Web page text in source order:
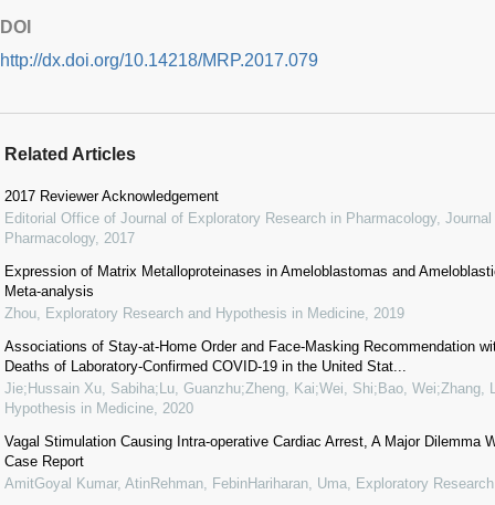
DOI
http://dx.doi.org/10.14218/MRP.2017.079
Related Articles
2017 Reviewer Acknowledgement
Editorial Office of Journal of Exploratory Research in Pharmacology,
Pharmacology, 2017
Expression of Matrix Metalloproteinases in Ameloblastomas and
Meta-analysis
Zhou Exploratory Research and Hypothesis in Medicine 2019
Associations of Stay-at-Home Order and Face-Masking Recommendation
Deaths of Laboratory-Confirmed COVID-19 in the United Stat...
Jie;Hussain Xu, Sabiha;Lu, Guanzhu;Zheng, Kai;Wei, Shi;Bao, Wei;Zhang,
Hypothesis in Medicine 2020
Vagal Stimulation Causing Intra-operative Cardiac Arrest, A Major Dilemma
Case Report
AmitGoyal Kumar, AtinRehman, FebinHariharan, Uma
Exploratory